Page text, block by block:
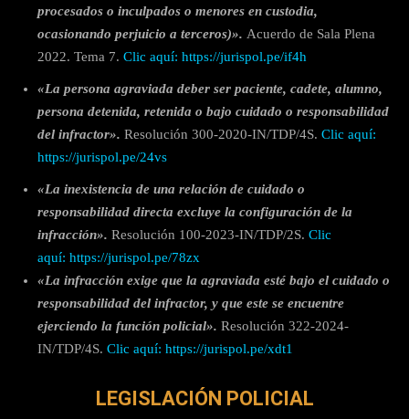
procesados o inculpados o menores en custodia,
ocasionando perjuicio a terceros)». Acuerdo de Sala Plena
2022. Tema 7. Clic aquí: https://jurispol.pe/if4h
«La persona agraviada deber ser paciente, cadete, alumno,
persona detenida, retenida o bajo cuidado o responsabilidad
del infractor». Resolución 300-2020-IN/TDP/4S. Clic aquí:
https://jurispol.pe/24vs
«La inexistencia de una relación de cuidado o
responsabilidad directa excluye la configuración de la
infracción». Resolución 100-2023-IN/TDP/2S. Clic
aquí: https://jurispol.pe/78zx
«La infracción exige que la agraviada esté bajo el cuidado o
responsabilidad del infractor, y que este se encuentre
ejerciendo la función policial». Resolución 322-2024-
IN/TDP/4S. Clic aquí: https://jurispol.pe/xdt1
LEGISLACIÓN POLICIAL